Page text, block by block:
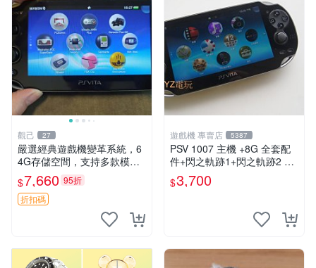
觀己 27
嚴選經典遊戲機變革系統，6
4G存儲空間，支持多款模擬
器享受懷舊樂趣 黑店版 PSV
游戲 模擬器
$7,660 95折
折扣碼
遊戲機 專賣店 5387
PSV 1007 主機 +8G 全套配
件+閃之軌跡1+閃之軌跡2 保
修一年 品質有保障
$3,700